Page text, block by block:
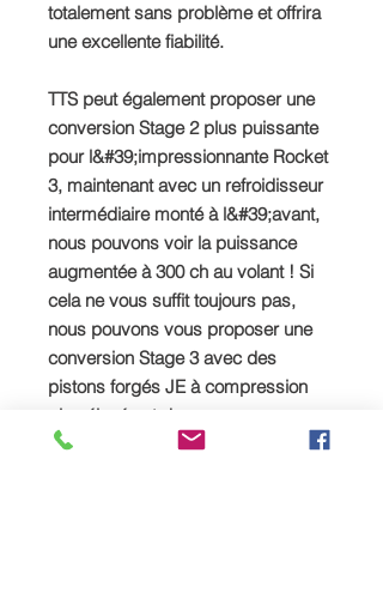
totalement sans problème et offrira
une excellente fiabilité.
TTS peut également proposer une
conversion Stage 2 plus puissante
pour l&#39;impressionnante Rocket
3, maintenant avec un refroidisseur
intermédiaire monté à l&#39;avant,
nous pouvons voir la puissance
augmentée à 300 ch au volant ! Si
cela ne vous suffit toujours pas,
nous pouvons vous proposer une
conversion Stage 3 avec des
pistons forgés JE à compression
plus élevée et des cames
développées par TTS donnant